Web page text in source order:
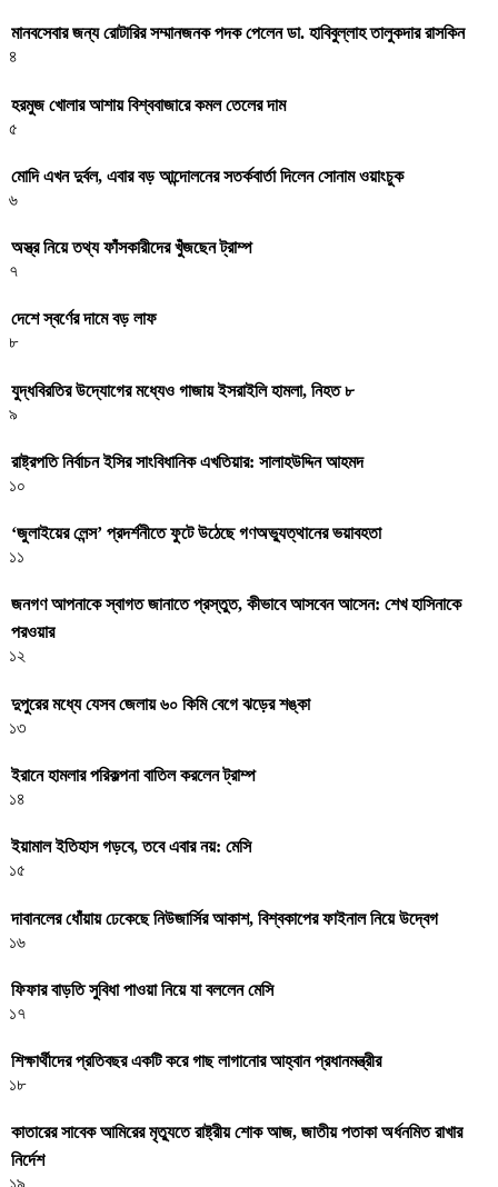
মানবসেবার জন্য রোটারির সম্মানজনক পদক পেলেন ডা. হাবিবুল্লাহ তালুকদার রাসকিন
৪
হরমুজ খোলার আশায় বিশ্ববাজারে কমল তেলের দাম
৫
মোদি এখন দুর্বল, এবার বড় আন্দোলনের সতর্কবার্তা দিলেন সোনাম ওয়াংচুক
৬
অস্ত্র নিয়ে তথ্য ফাঁসকারীদের খুঁজছেন ট্রাম্প
৭
দেশে স্বর্ণের দামে বড় লাফ
৮
যুদ্ধবিরতির উদ্যোগের মধ্যেও গাজায় ইসরাইলি হামলা, নিহত ৮
৯
রাষ্ট্রপতি নির্বাচন ইসির সাংবিধানিক এখতিয়ার: সালাহউদ্দিন আহমদ
১০
‘জুলাইয়ের লেন্স’ প্রদর্শনীতে ফুটে উঠেছে গণঅভ্যুত্থানের ভয়াবহতা
১১
জনগণ আপনাকে স্বাগত জানাতে প্রস্তুত, কীভাবে আসবেন আসেন: শেখ হাসিনাকে
পরওয়ার
১২
দুপুরের মধ্যে যেসব জেলায় ৬০ কিমি বেগে ঝড়ের শঙ্কা
১৩
ইরানে হামলার পরিকল্পনা বাতিল করলেন ট্রাম্প
১৪
ইয়ামাল ইতিহাস গড়বে, তবে এবার নয়: মেসি
১৫
দাবানলের ধোঁয়ায় ঢেকেছে নিউজার্সির আকাশ, বিশ্বকাপের ফাইনাল নিয়ে উদ্বেগ
১৬
ফিফার বাড়তি সুবিধা পাওয়া নিয়ে যা বললেন মেসি
১৭
শিক্ষার্থীদের প্রতিবছর একটি করে গাছ লাগানোর আহ্বান প্রধানমন্ত্রীর
১৮
কাতারের সাবেক আমিরের মৃত্যুতে রাষ্ট্রীয় শোক আজ, জাতীয় পতাকা অর্ধনমিত রাখার
নির্দেশ